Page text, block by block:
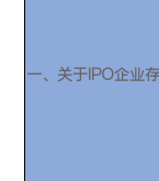
一、关于IPO企业